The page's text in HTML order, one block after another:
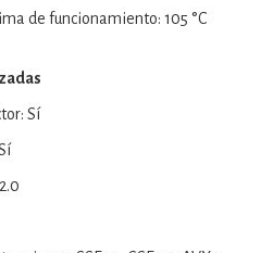
de funcionamiento: 105 °C
Sí